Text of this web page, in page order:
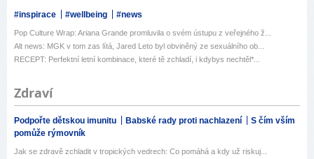
#inspirace #wellbeing #news
Pop Culture Wrap: Ariana Grande promluvila o svém ústupu z veřejného ž...
Alt news: MGK v tom zas lítá, Jared Leto byl obviněný ze sexuálního ob...
RECEPT: Perfektní letní kombinace, které tě zchladí, i kdybys nechtěl*...
Zdraví
Podpořte dětskou imunitu Babské rady proti nachlazení
S čím vším
pomůže rýmovník
Jak se zdravě zchladit v tropických vedrech: Co pomáhá a kdy už riskuj...